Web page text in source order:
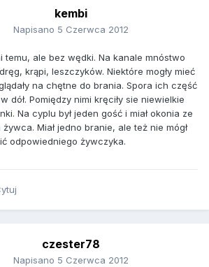
kembi
Napisano 5 Czerwca 2012
temu, ale bez wędki. Na kanale mnóstwo
krąpi, leszczyków. Niektóre mogły mieć
na chętne do brania. Spora ich część
dół. Pomiędzy nimi kręciły sie niewielkie
Na cyplu był jeden gość i miał okonia ze
żywca. Miał jedno branie, ale też nie mógł
odpowiedniego żywczyka.
czester78
Napisano 5 Czerwca 2012